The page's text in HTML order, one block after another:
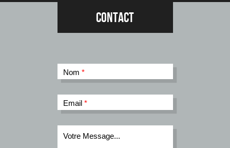
Contact
Nom *
Email *
Votre Message...